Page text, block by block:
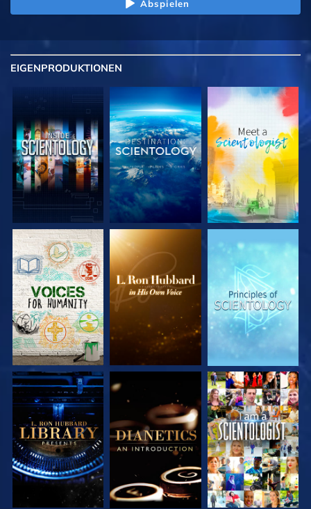
Abspielen
EIGENPRODUKTIONEN
SERIE
ENTDECKEN
SERIE
ENTDECKEN
SERIE
ENTDECKEN
SERIE
ENTDECKEN
ENTDECKEN
ANSEHEN